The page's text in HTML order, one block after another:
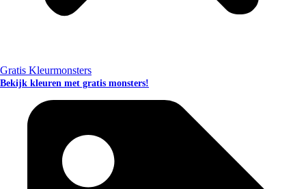
Gratis Kleurmonsters
Bekijk kleuren met gratis monsters!